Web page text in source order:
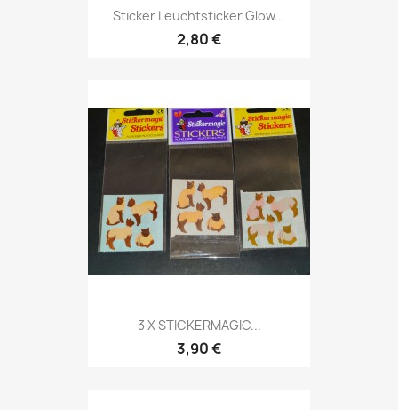
Sticker Leuchtsticker Glow...
2,80 €
3 X STICKERMAGIC...
3,90 €